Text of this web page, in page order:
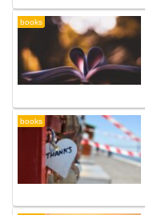
books
books